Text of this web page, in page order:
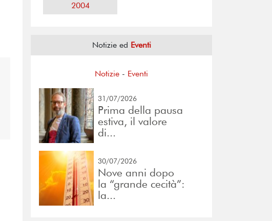
2004
Notizie ed Eventi
Notizie - Eventi
31/07/2026
Prima della pausa
estiva, il valore
di...
30/07/2026
Nove anni dopo
la “grande cecità”:
la...